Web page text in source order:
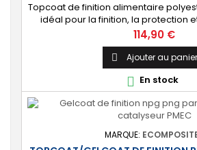
Topcoat de finition alimentaire
idéal pour la finition, la protection
surfaces alimentaires. 🔝
Protection aux propriétés
robuste contre les produits
l'humidité. ⚙️ [Facile à utiliser]
rouleau enducteur,
Prix
114,90 €
 Ajouter au panier
 En stock
MARQUE: